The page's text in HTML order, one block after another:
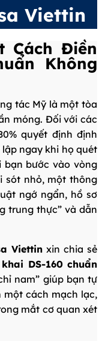
Viettin
Cách Điền
Không
tác Mỹ là một tòa
móng. Đối với các
quyết định định
ngay khi họ quét
bước vào vòng
sót nhỏ, một thông
ngớ ngẩn, hồ sơ
trung thực” và dẫn
Viettin xin chia sẻ
DS-160 chuẩn
nam” giúp bạn tự
cách mạch lạc,
mắt cơ quan xét